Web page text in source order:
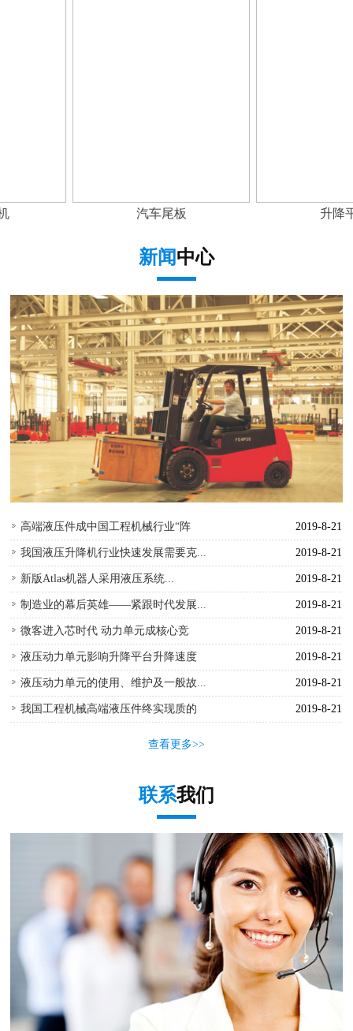
汽车尾板 升降平
新闻中心
高端液压件成中国工程机械行业“阵 2019-8-21
我国液压升降机行业快速发展需要克... 2019-8-21
新版Atlas机器人采用液压系统... 2019-8-21
制造业的幕后英雄——紧跟时代发展... 2019-8-21
微客进入芯时代 动力单元成核心竞 2019-8-21
液压动力单元影响升降平台升降速度 2019-8-21
液压动力单元的使用、维护及一般故... 2019-8-21
我国工程机械高端液压件终实现质的 2019-8-21
查看更多>>
联系我们